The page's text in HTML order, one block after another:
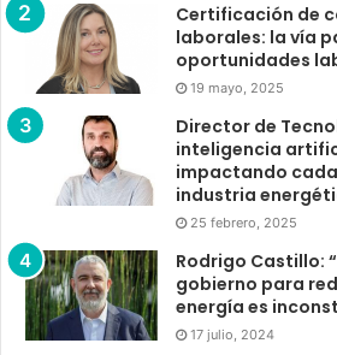
Certificación de
laborales: la vía
oportunidades
19 mayo, 2025
Director de
inteligencia
impactando cada
industria
25 febrero, 2025
Rodrigo Castillo:
gobierno para
energía es
17 julio, 2024